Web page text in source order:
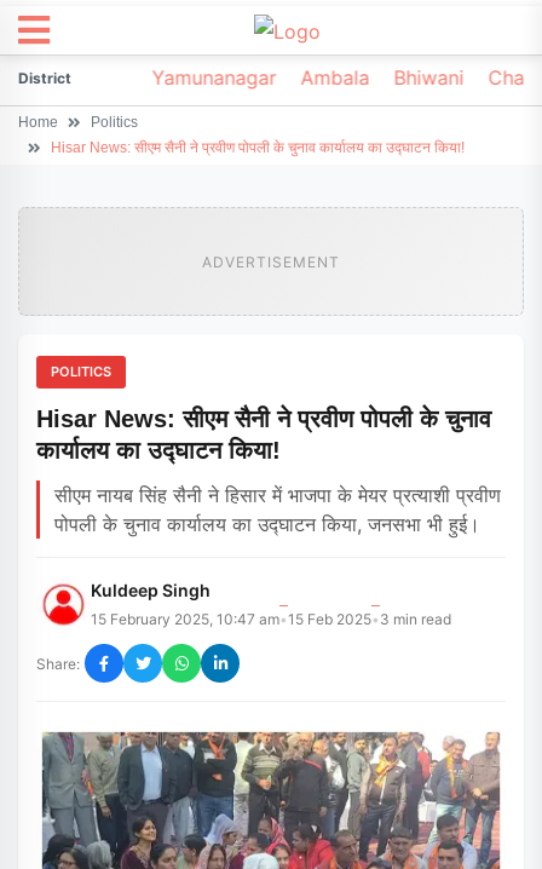
DistrictSonipat Yamunanagar Ambala Bhiwani
Home
Politics
Hisar News: सीएम सैनी ने प्रवीण पोपली के चुनाव कार्यालय का उद्घाटन किया!
ADVERTISEMENT
POLITICS
Hisar News: सीएम सैनी ने प्रवीण पोपली के चुनाव
कार्यालय का उद्घाटन किया!
सीएम नायब सिंह सैनी ने हिसार में भाजपा के मेयर प्रत्याशी प्रवीण
पोपली के चुनाव कार्यालय का उद्घाटन किया, जनसभा भी हुई।
Kuldeep Singh
15 February 2025, 10:47 am•15 Feb 2025• 3 min read
Share: